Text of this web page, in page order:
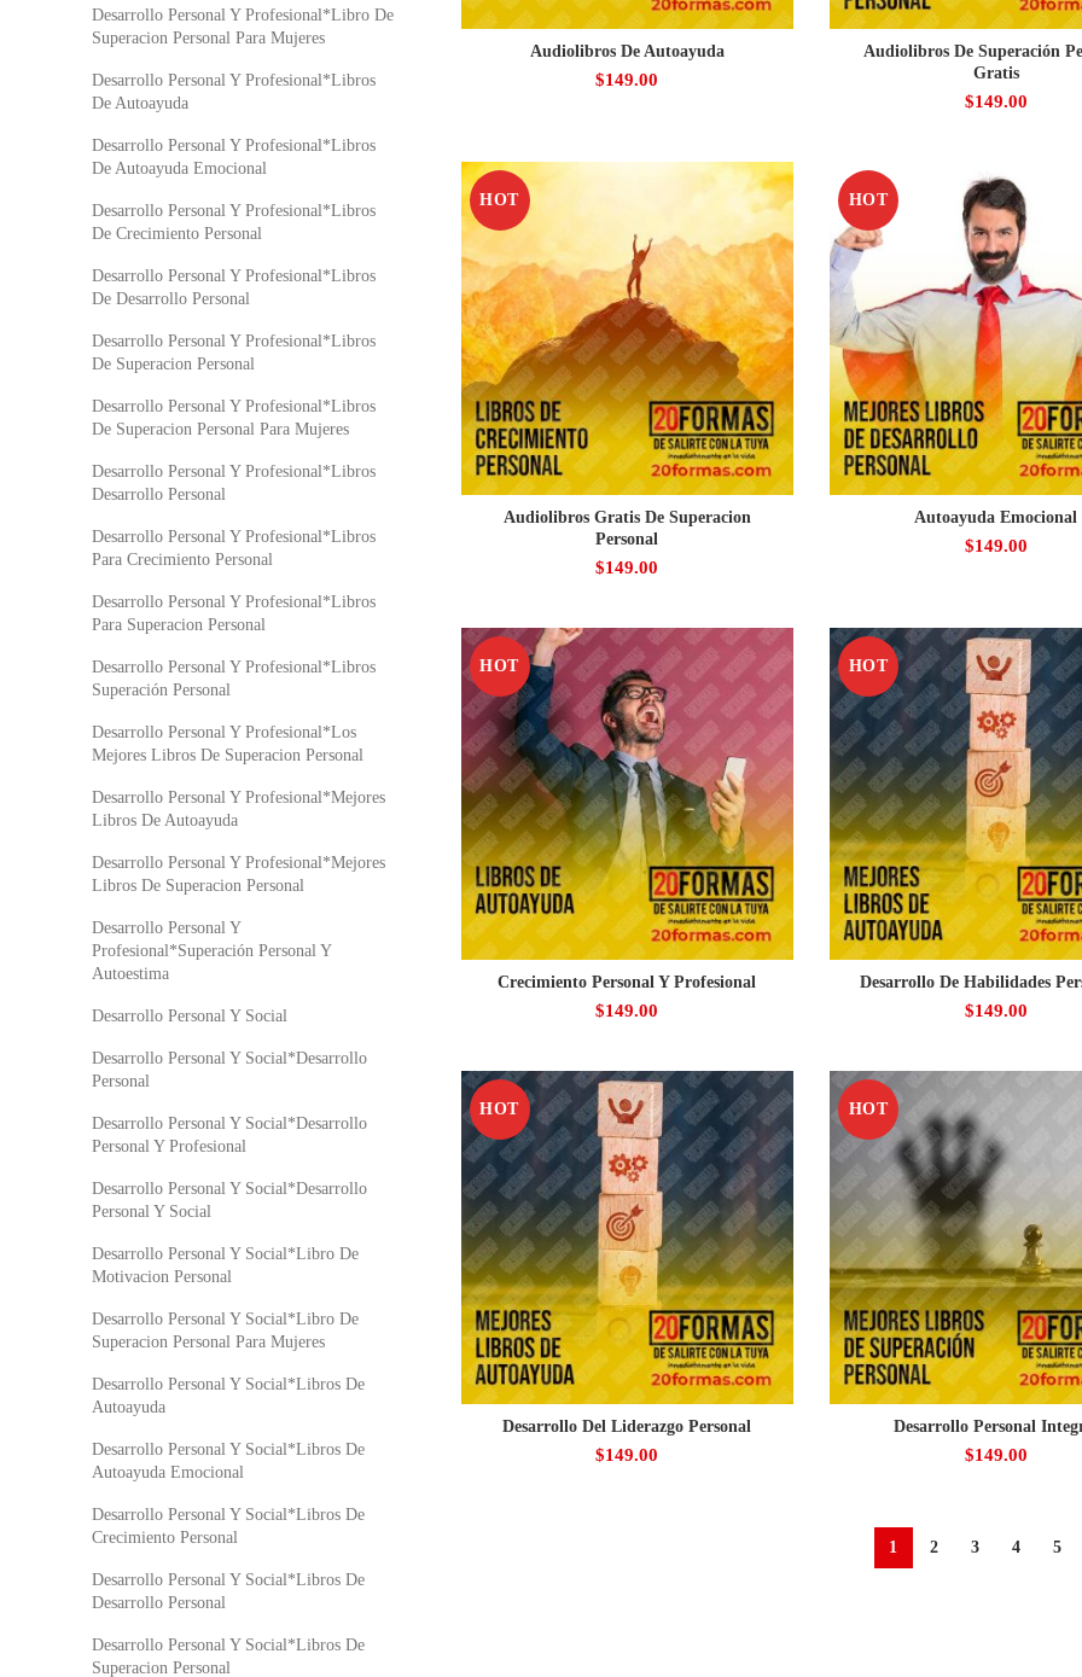
Audiolibros De Autoayuda
$149.00
Audiolibros De Superación
Gratis
$149.00
HOT
Audiolibros Gratis De Superacion
Personal
$149.00
HOT
Autoayuda Emocional
$149.00
HOT
Crecimiento Personal Y Profesional
$149.00
HOT
Desarrollo De Habilidades
$149.00
HOT
Desarrollo Del Liderazgo Personal
$149.00
HOT
Desarrollo Personal
$149.00
1 2 3 4 5
Desarrollo Personal Y Profesional*Libro De
Superacion Personal Para Mujeres
Desarrollo Personal Y Profesional*Libros
De Autoayuda
Desarrollo Personal Y Profesional*Libros
De Autoayuda Emocional
Desarrollo Personal Y Profesional*Libros
De Crecimiento Personal
Desarrollo Personal Y Profesional*Libros
De Desarrollo Personal
Desarrollo Personal Y Profesional*Libros
De Superacion Personal
Desarrollo Personal Y Profesional*Libros
De Superacion Personal Para Mujeres
Desarrollo Personal Y Profesional*Libros
Desarrollo Personal
Desarrollo Personal Y Profesional*Libros
Para Crecimiento Personal
Desarrollo Personal Y Profesional*Libros
Para Superacion Personal
Desarrollo Personal Y Profesional*Libros
Superación Personal
Desarrollo Personal Y Profesional*Los
Mejores Libros De Superacion Personal
Desarrollo Personal Y Profesional*Mejores
Libros De Autoayuda
Desarrollo Personal Y Profesional*Mejores
Libros De Superacion Personal
Desarrollo Personal Y
Profesional*Superación Personal Y
Autoestima
Desarrollo Personal Y Social
Desarrollo Personal Y Social*Desarrollo
Personal
Desarrollo Personal Y Social*Desarrollo
Personal Y Profesional
Desarrollo Personal Y Social*Desarrollo
Personal Y Social
Desarrollo Personal Y Social*Libro De
Motivacion Personal
Desarrollo Personal Y Social*Libro De
Superacion Personal Para Mujeres
Desarrollo Personal Y Social*Libros De
Autoayuda
Desarrollo Personal Y Social*Libros De
Autoayuda Emocional
Desarrollo Personal Y Social*Libros De
Crecimiento Personal
Desarrollo Personal Y Social*Libros De
Desarrollo Personal
Desarrollo Personal Y Social*Libros De
Superacion Personal